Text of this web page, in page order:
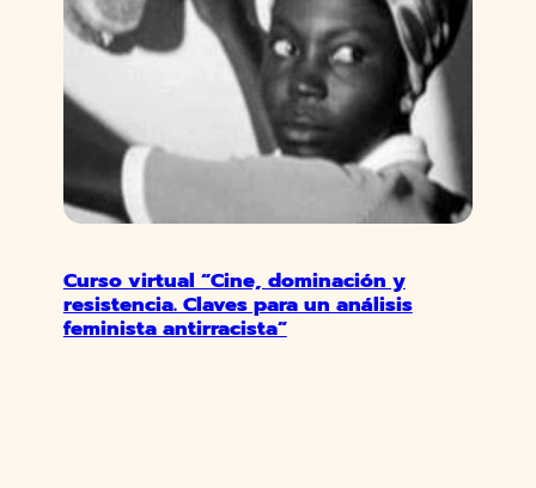
Curso virtual “Cine, dominación y
resistencia. Claves para un análisis
feminista antirracista”